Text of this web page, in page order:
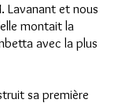
Lavanant et nous
montait la
avec la plus
sa première